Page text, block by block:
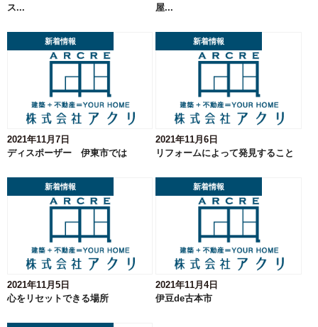
ス...
屋...
新着情報
2021年11月7日
ディスポーザー 伊東市では
新着情報
2021年11月6日
リフォームによって発見すること
新着情報
2021年11月5日
心をリセットできる場所
新着情報
2021年11月4日
伊豆de古本市